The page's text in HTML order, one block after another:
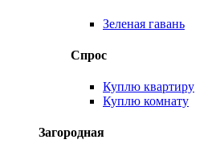
Зеленая гавань
Спрос
Куплю квартиру
Куплю комнату
Загородная